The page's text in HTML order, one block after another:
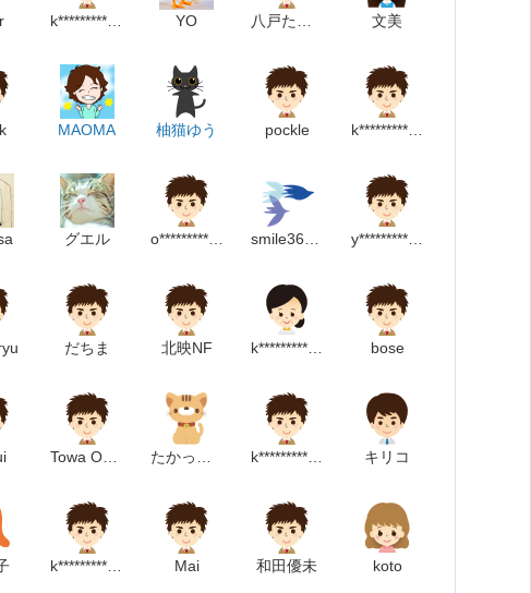
YO 文美
MAOMA 柚猫ゆう pockle k******************m
グエル o************m y******************m
だちま 北映NF k*******************m bose
k******************p キリコ
Mai 和田優未 koto